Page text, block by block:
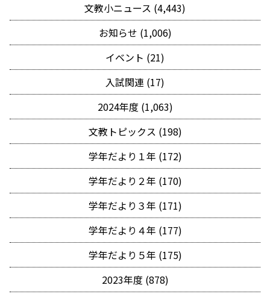
文教小ニュース (4,443)
お知らせ (1,006)
イベント (21)
入試関連 (17)
2024年度 (1,063)
文教トピックス (198)
学年だより１年 (172)
学年だより２年 (170)
学年だより３年 (171)
学年だより４年 (177)
学年だより５年 (175)
2023年度 (878)